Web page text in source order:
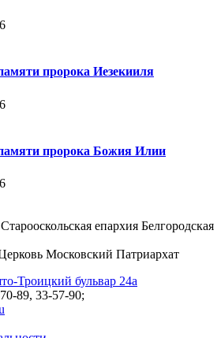
пророка Иезекииля
памяти пророка Божия Илии
епархия Белгородская
Московский Патриархат
Троицкий бульвар 24а
89, 33-57-90;